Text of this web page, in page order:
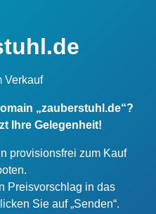
Verkauf
„zauberstuhl.de“?
Ihre Gelegenheit!
provisionsfrei zum Kauf
Preisvorschlag in das
Sie auf „Senden“.